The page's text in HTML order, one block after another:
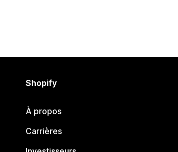
Shopify
À propos
Carrières